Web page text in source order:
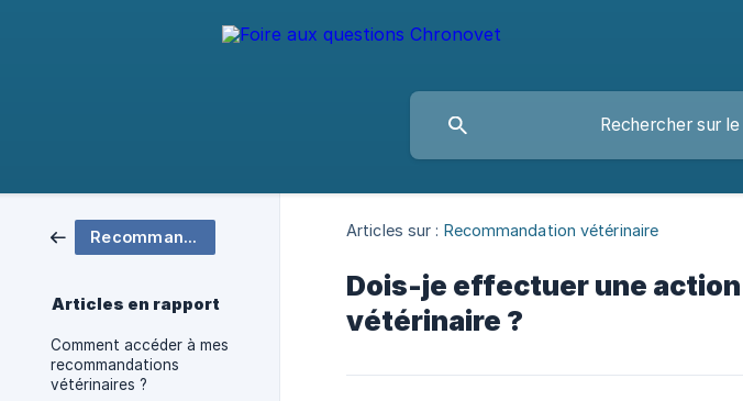
Recommandation vétérinaire
Articles en rapport
Comment accéder à mes
recommandations
vétérinaires ?
Articles sur : Recommandation vétérinaire
Dois-je effectuer une
vétérinaire ?